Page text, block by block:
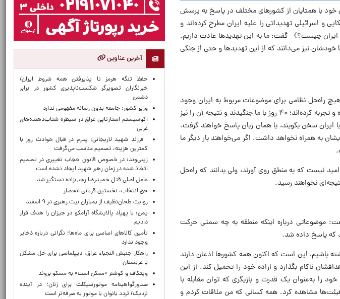
۲۴ اردیبهشت در حاشیه دیدارهای خود با همتایان از کشورهای مختلف در پاسخ به پرسش
و اسرائیلی تهدیداتی را علیه ایران مطرح کرده‌اند و
چیست؟》 گفت: ما به این تهدیدها عادت داریم.
نیز می‌دانند که از این تهدیدها و حتی از جنگی
راه‌حل نظامی برای موضوعات مربوط به ایران وجود
ندارد. ایران در برابر تهدیدها محکم ایستاده و سر خم نمی‌کند. آن‌ها این مسئله را دیده و تجربه کرده‌اند؛ ۴۰ روز با ما جنگیدند و نتیجه آن را نیز
ایران سخن بگویند، با همان زبان پاسخ خواهند گرفت.
به همراه نخواهد داشت. اگر می‌خواهند بار دیگر ما
نیست که به منطق روی آورند، ولی بدانند که راه‌حل
نخواهند رسید.
موضوعاتی درباره اینکه منطقه به چه سمتی حرکت
که پاسخ داده شد.
باشیم، این است که اکنون همه کشورها اذعان دارند
ناکام بگذارد و اراده خود را تحمیل کند. از این
را به‌عنوان یک قدرت و بازیگری که توان مقابله با
مشاهده کرد. همه کسانی که من ملاقات کردم و
آخرین عناوین
حفظ تنگه هرمز تا پذیرفتن همه شروط ایران/
خبرنگاران تصویرگر شکست‌ناپذیری کشور در برابر
دشمن
وزیر کشور: جامعه بدون رسانه مفهومی ندارد
اکوسیستم استارتاپی عراق در سیطره شتاب‌دهنده‌‌های
غربی
فرزند شهید لاریجانی: پدرم در قبال حوادث روز با
کمترین هزینه، تصمیم مناسب می‌گرفت
زینی‌وند: در خصوص قانون حجاب تغییری در تصمیم
اتخاذ شده در زمان رهبر شهید ایجاد نشده است
عامل اصلی قتل حمیدرضا رجب‌زاده دستگیر شد
حق انتخاب، نخستین قربانی انحصار
روایت طحان‌نظیف از بمباران بیت رهبری در ۹ اسفند
یمن: با پهپاد پالایشگاه آرامکو در جیزان را هدف قرار
دادیم
تأمین کالاهای اساسی برای ماه‌ها؛ نگرانی درباره ذخایر
وجود ندارد
راهکار جنبش النجباء عراق، دیپلماسی برای حل مشکل
با عربستان
ویتکاف و کوشنر «ممکن است» به مسکو بروند
صدورگواهینامه موتورسیکلت برای زنان؛ در آینده
نزدیک/ تردد بانوان با موتور به‌ صرفه‌تر است